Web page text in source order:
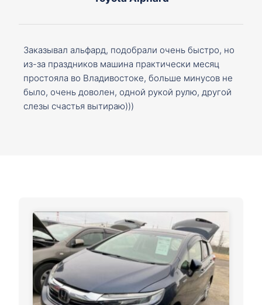
Заказывал альфард, подобрали очень быстро, но
из-за праздников машина практически месяц
простояла во Владивостоке, больше минусов не
было, очень доволен, одной рукой рулю, другой
слезы счастья вытираю)))